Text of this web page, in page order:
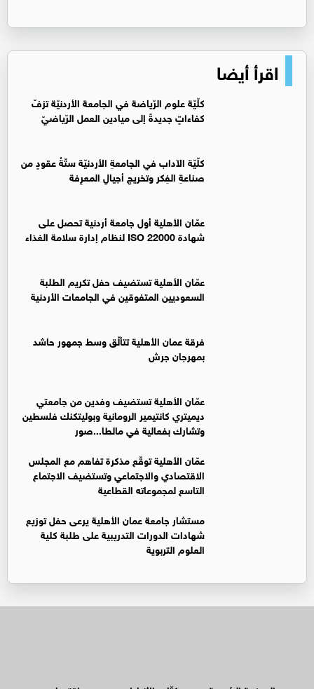
اقرأ أيضا
كلّيّة علوم الرّياضة في الجامعة الأردنيّة تزفّ
كفاءاتٍ جديدةً إلى ميادين العمل الرّياضيّ
كلّيّة الآداب في الجامعةِ الأردنيّة ستّةُ عقودٍ من
صناعةِ الفِكر وتخريجِ أجيالِ المعرِفة
عمّان الأهلية أول جامعة أردنية تحصل على
شهادة ISO 22000 لنظام إدارة سلامة الغذاء
عمّان الأهلية تستضيف حفل تكريم الطلبة
السعوديين المتفوقين في الجامعات الأردنية
فرقة عمان الأهلية تتألّق وسط جمهور حاشد
بمهرجان جرش
عمّان الأهلية تستضيف وفدين من جامعتي
ديميتري كانتيمير الرومانية وبوليتكنك فلسطين
وتشارك بفعالية في مالطا...صور
عمّان الأهلية توقّع مذكرة تفاهم مع المجلس
الاقتصادي والاجتماعي وتستضيف الاجتماع
التاسع لمجموعاته القطاعية
مستشار جامعة عمان الأهلية يرعى حفل توزيع
شهادات الدورات التدريبية على طلبة كلية
العلوم التربوية